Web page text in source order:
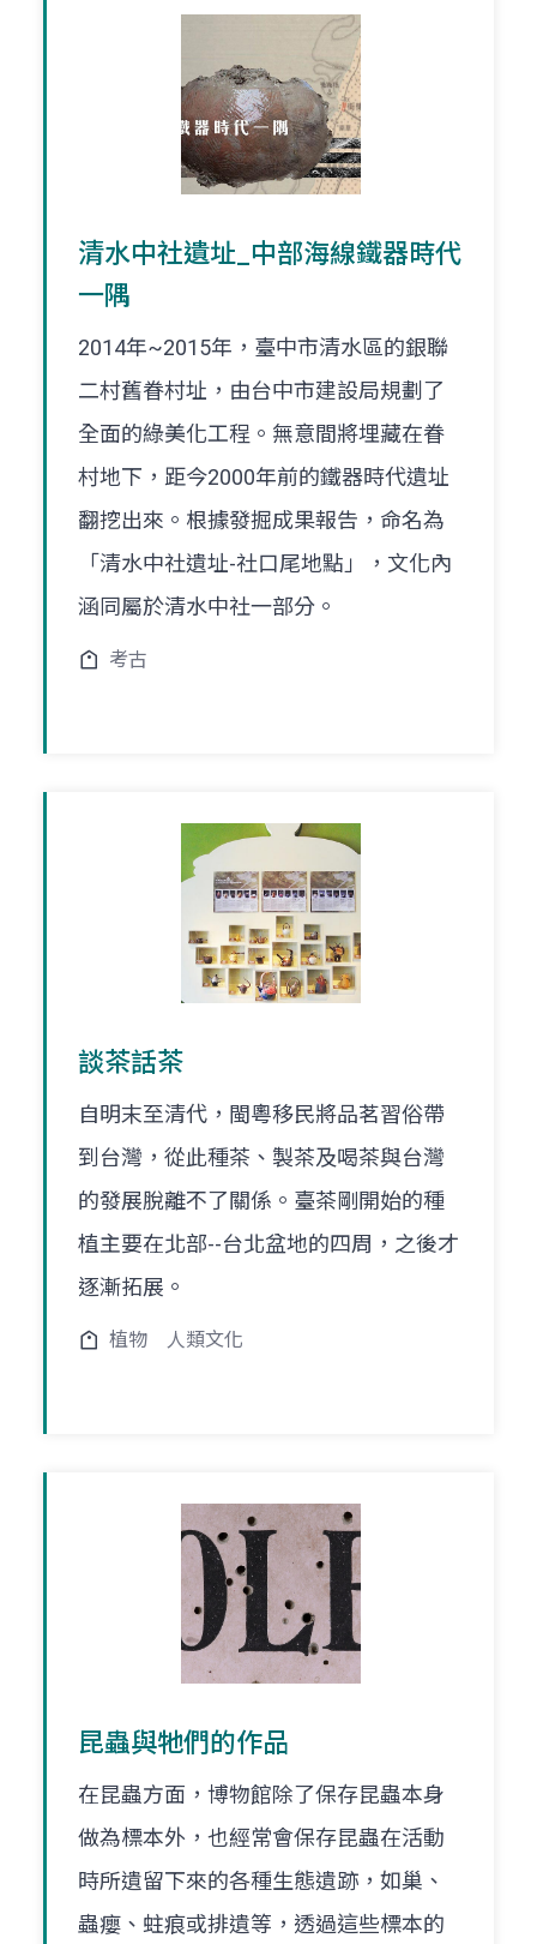
清水中社遺址_中部海線鐵器時代
一隅
2014年~2015年，臺中市清水區的銀聯
二村舊眷村址，由台中市建設局規劃了
全面的綠美化工程。無意間將埋藏在眷
村地下，距今2000年前的鐵器時代遺址
翻挖出來。根據發掘成果報告，命名為
「清水中社遺址-社口尾地點」，文化內
涵同屬於清水中社一部分。
考古
談茶話茶
自明末至清代，閩粵移民將品茗習俗帶
到台灣，從此種茶、製茶及喝茶與台灣
的發展脫離不了關係。臺茶剛開始的種
植主要在北部--台北盆地的四周，之後才
逐漸拓展。
植物 人類文化
昆蟲與牠們的作品
在昆蟲方面，博物館除了保存昆蟲本身
做為標本外，也經常會保存昆蟲在活動
時所遺留下來的各種生態遺跡，如巢、
蟲癭、蛀痕或排遺等，透過這些標本的